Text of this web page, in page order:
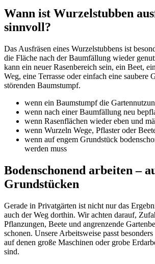
Wann ist Wurzelstubben
sinnvoll?
Das Ausfräsen eines Wurzelstubbens ist
die Fläche nach der Baumfällung wieder
kann ein neuer Rasenbereich sein, ein Beet,
Weg, eine Terrasse oder einfach eine saubere
störenden Baumstumpf.
wenn ein Baumstumpf die
wenn nach einer Baumfällung neu
wenn Rasenflächen wieder eben und
wenn Wurzeln Wege, Pflaster oder
wenn auf engem Grundstück
werden muss
Bodenschonend arbeiten –
Grundstücken
Gerade in Privatgärten ist nicht nur das
auch der Weg dorthin. Wir achten darauf,
Pflanzungen, Beete und angrenzende
schonen. Unsere Arbeitsweise passt
auf denen große Maschinen oder grobe
sind.